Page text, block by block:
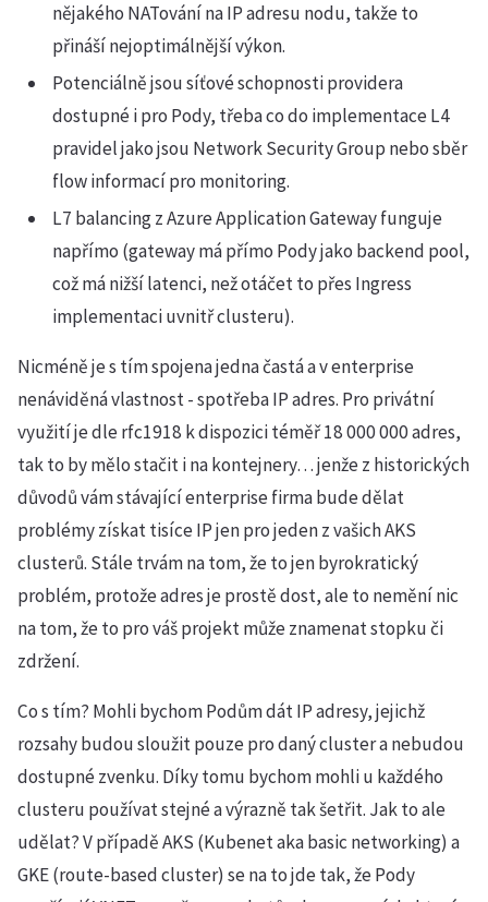
nějakého NATování na IP adresu nodu, takže to
přináší nejoptimálnější výkon.
Potenciálně jsou síťové schopnosti providera
dostupné i pro Pody, třeba co do implementace L4
pravidel jako jsou Network Security Group nebo sběr
flow informací pro monitoring.
L7 balancing z Azure Application Gateway funguje
napřímo (gateway má přímo Pody jako backend pool,
což má nižší latenci, než otáčet to přes Ingress
implementaci uvnitř clusteru).
Nicméně je s tím spojena jedna častá a v enterprise
nenáviděná vlastnost - spotřeba IP adres. Pro privátní
využití je dle rfc1918 k dispozici téměř 18 000 000 adres,
tak to by mělo stačit i na kontejnery… jenže z historických
důvodů vám stávající enterprise firma bude dělat
problémy získat tisíce IP jen pro jeden z vašich AKS
clusterů. Stále trvám na tom, že to jen byrokratický
problém, protože adres je prostě dost, ale to nemění nic
na tom, že to pro váš projekt může znamenat stopku či
zdržení.
Co s tím? Mohli bychom Podům dát IP adresy, jejichž
rozsahy budou sloužit pouze pro daný cluster a nebudou
dostupné zvenku. Díky tomu bychom mohli u každého
clusteru používat stejné a výrazně tak šetřit. Jak to ale
udělat? V případě AKS (Kubenet aka basic networking) a
GKE (route-based cluster) se na to jde tak, že Pody